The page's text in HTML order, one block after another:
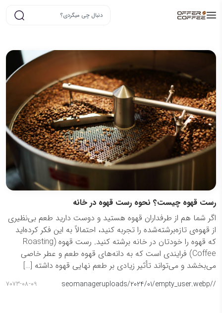
رست قهوه چیست؟ نحوه رست قهوه در خانه
اگر شما هم از طرفداران قهوه هستید و دوست دارید طعم بی‌نظیری
از قهوه‌ی تازه‌برشته‌شده را تجربه کنید، احتمالاً به این فکر کرده‌اید
که قهوه را خودتان در خانه برشته کنید. رست قهوه (Roasting
Coffee) فرایندی است که به دانه‌های قهوه طعم و عطر خاصی
می‌بخشد و می‌تواند تأثیر زیادی بر طعم نهایی قهوه داشته […]
/
/uploads/2024/01/empty_user.webp
seomanager
7073-08-09